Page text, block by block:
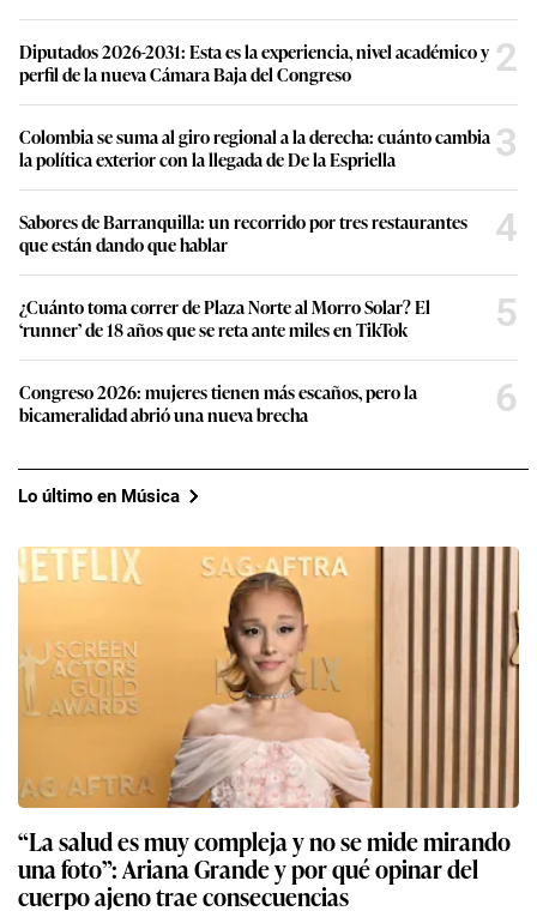
Diputados 2026-2031: Esta es la experiencia, nivel académico y
perfil de la nueva Cámara Baja del Congreso
2
Colombia se suma al giro regional a la derecha: cuánto cambia
la política exterior con la llegada de De la Espriella
3
Sabores de Barranquilla: un recorrido por tres restaurantes
que están dando que hablar
4
¿Cuánto toma correr de Plaza Norte al Morro Solar? El
‘runner’ de 18 años que se reta ante miles en TikTok
5
Congreso 2026: mujeres tienen más escaños, pero la
bicameralidad abrió una nueva brecha
6
Lo último en Música
“La salud es muy compleja y no se mide mirando
una foto”: Ariana Grande y por qué opinar del
cuerpo ajeno trae consecuencias